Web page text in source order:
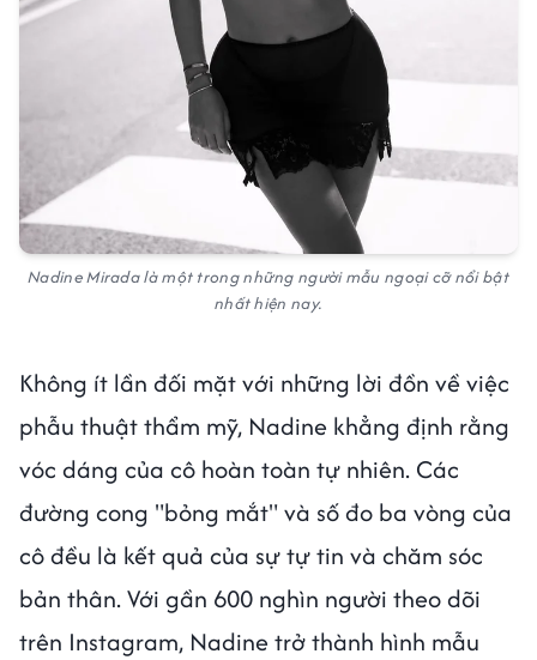
Nadine Mirada là một trong những người mẫu ngoại cỡ nổi bật
nhất hiện nay.
Không ít lần đối mặt với những lời đồn về việc
phẫu thuật thẩm mỹ, Nadine khẳng định rằng
vóc dáng của cô hoàn toàn tự nhiên. Các
đường cong "bỏng mắt" và số đo ba vòng của
cô đều là kết quả của sự tự tin và chăm sóc
bản thân. Với gần 600 nghìn người theo dõi
trên Instagram, Nadine trở thành hình mẫu